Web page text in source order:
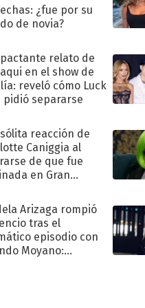
¿fue por su
de novia?
relato de
en el show de
reveló cómo Luck
pidió separarse
reacción de
Caniggia al
de que fue
en Gran
Arizaga rompió
tras el
episodio con
Moyano: